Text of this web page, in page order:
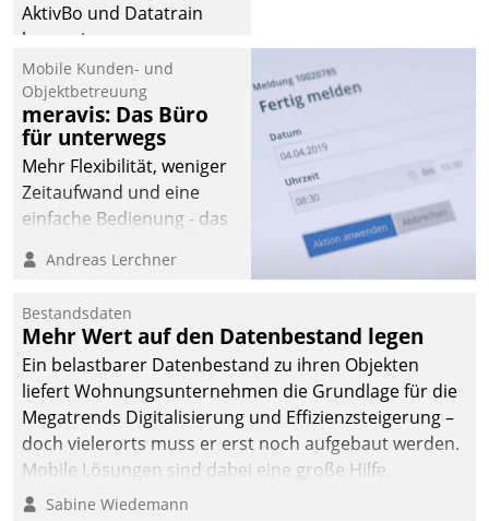
AktivBo und Datatrain
kooperieren –
Immobilienunternehmen
profitieren: Die nahtlose
Integration der Lösungen
von AktivBo und
Datatrain ermöglicht
automatisiert ausgelöste,
zielgerichtete
Mieterbefragungen – eine
starke Grundlage für
intelligente,
datengestützte
Entscheidungen.
Mobile Kunden- und
Objektbetreuung
meravis: Das Büro
für unterwegs
Mehr Flexibilität, weniger
Zeitaufwand und eine
einfache Bedienung - das
Cockpit für mobile
Datatrain. Die meravis
Wohnungsbau- und
Immobilien GmbH hat
sich dabei für den Betrieb
der Lösung über die SAP
Cloud Platform
entschieden - als erstes
Unternehmen am
Andreas Lerchner
Bestandsdaten
Mehr Wert auf den Datenbestand legen
Ein belastbarer Datenbestand zu ihren Objekten
liefert Wohnungsunternehmen die Grundlage für die
Megatrends Digitalisierung und Effizienzsteigerung –
doch vielerorts muss er erst noch aufgebaut werden.
Mobile Lösungen sind dabei eine große Hilfe.
Sabine Wiedemann